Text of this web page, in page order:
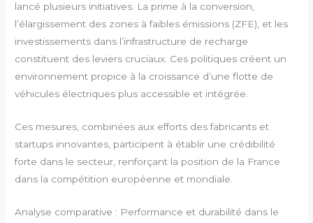
lancé plusieurs initiatives. La prime à la conversion,
l’élargissement des zones à faibles émissions (ZFE), et les
investissements dans l’infrastructure de recharge
constituent des leviers cruciaux. Ces politiques créent un
environnement propice à la croissance d’une flotte de
véhicules électriques plus accessible et intégrée.
Ces mesures, combinées aux efforts des fabricants et
startups innovantes, participent à établir une crédibilité
forte dans le secteur, renforçant la position de la France
dans la compétition européenne et mondiale.
Analyse comparative : Performance et durabilité dans le